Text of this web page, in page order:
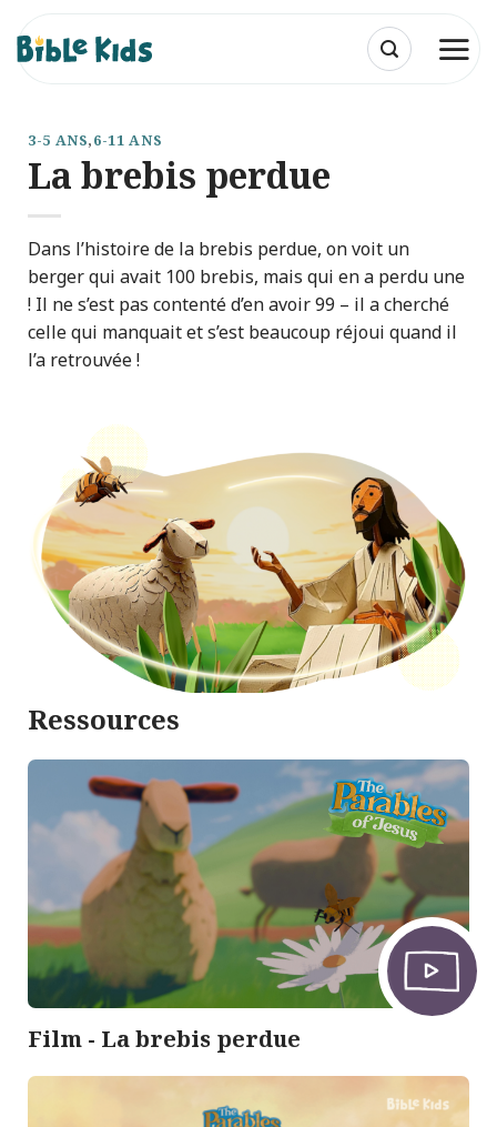
Passer
au
contenu
3-5 ANS,6-11 ANS
La brebis perdue
Dans l’histoire de la brebis perdue, on voit un
berger qui avait 100 brebis, mais qui en a perdu une
! Il ne s’est pas contenté d’en avoir 99 – il a cherché
celle qui manquait et s’est beaucoup réjoui quand il
l’a retrouvée !
Ressources
Film - La brebis perdue